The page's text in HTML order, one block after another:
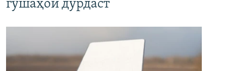
гӯшаҳои дурдаст